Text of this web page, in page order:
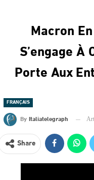
Macron
S’engage
Porte Aux
FRANÇAIS
By Italiatelegraph
Share